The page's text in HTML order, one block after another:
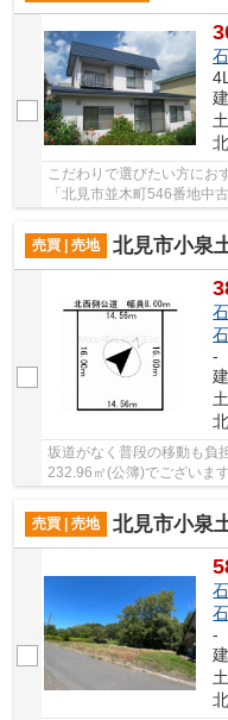
こだわりで選びたい方にお
「北見市並木町546番地中
売買 | 売地
北見市小泉
-
坂道がなく普段の移動も負
232.96㎡(公簿)でございま
売買 | 売地
北見市小泉
-